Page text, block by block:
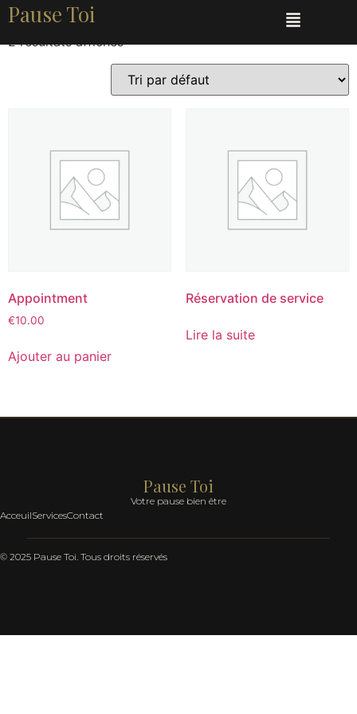
Pause Toi
Accueil/ Produits
2 résultats affichés
Appointment
€10.00
Ajouter au panier
Réservation de service
Lire la suite
Pause Toi
Votre pause bien être
AcceuilServicesContact
© 2025 Pause Toi. Tous droits réservés